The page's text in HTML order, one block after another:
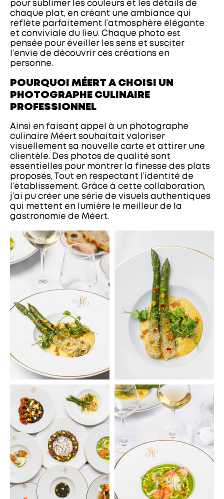
pour sublimer les couleurs et les détails de
chaque plat, en créant une ambiance qui
reflète parfaitement l’atmosphère élégante
et conviviale du lieu. Chaque photo est
pensée pour éveiller les sens et susciter
l’envie de découvrir ces créations en
personne.
POURQUOI MÉERT A CHOISI UN
PHOTOGRAPHE CULINAIRE
PROFESSIONNEL
Ainsi en faisant appel à un photographe
culinaire Méert souhaitait valoriser
visuellement sa nouvelle carte et attirer une
clientèle. Des photos de qualité sont
essentielles pour montrer la finesse des plats
proposés, Tout en respectant l’identité de
l’établissement. Grâce à cette collaboration,
j’ai pu créer une série de visuels authentiques
qui mettent en lumière le meilleur de la
gastronomie de Méert.